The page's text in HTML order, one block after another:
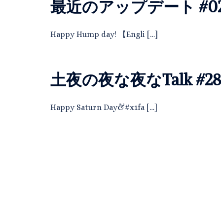
最近のアップデート
Happy Hump day! 【Engli […]
土夜の夜な夜なTalk #28
Happy Saturn Day&#x1fa […]